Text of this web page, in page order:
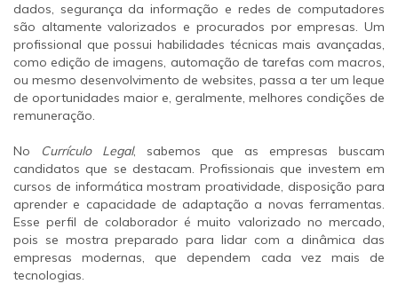
dados, segurança da informação e redes de computadores
são altamente valorizados e procurados por empresas. Um
profissional que possui habilidades técnicas mais avançadas,
como edição de imagens, automação de tarefas com macros,
ou mesmo desenvolvimento de websites, passa a ter um leque
de oportunidades maior e, geralmente, melhores condições de
remuneração.
No Currículo Legal, sabemos que as empresas buscam
candidatos que se destacam. Profissionais que investem em
cursos de informática mostram proatividade, disposição para
aprender e capacidade de adaptação a novas ferramentas.
Esse perfil de colaborador é muito valorizado no mercado,
pois se mostra preparado para lidar com a dinâmica das
empresas modernas, que dependem cada vez mais de
tecnologias.